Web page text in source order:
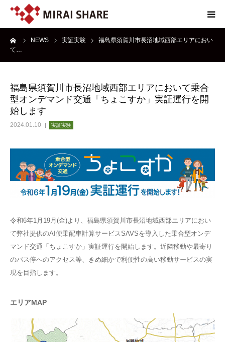
NEWS 実証実験
福島県須賀川市長沼地域西部エリアにおい
て…
福島県須賀川市長沼地域西部エリアにおいて乗合
型オンデマンド交通「ちょこすか」実証運行を開
始します
2024.01.10 実証実験
令和6年1月19月(金)より、福島県須賀川市長沼地域西部エリアにおい
て弊社提供のAI便乗配車計算サービスSAVSを導入した乗合型オンデ
マンド交通「ちょこすか」実証運行を開始します。近隣移動や最寄り
のバス停へのアクセス等、きめ細かで利便性の高い移動サービスの実
現を目指します。
エリアMAP
NEWS
SERVICE
REPORT
ABOUT